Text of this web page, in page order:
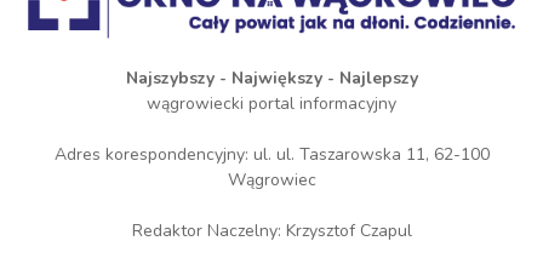
Najszybszy - Największy - Najlepszy
wągrowiecki portal informacyjny
Adres korespondencyjny: ul. ul. Taszarowska 11, 62-100
Wągrowiec
Redaktor Naczelny: Krzysztof Czapul